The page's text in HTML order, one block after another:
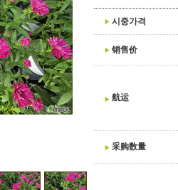
시중가격
销售价
航运
采购数量